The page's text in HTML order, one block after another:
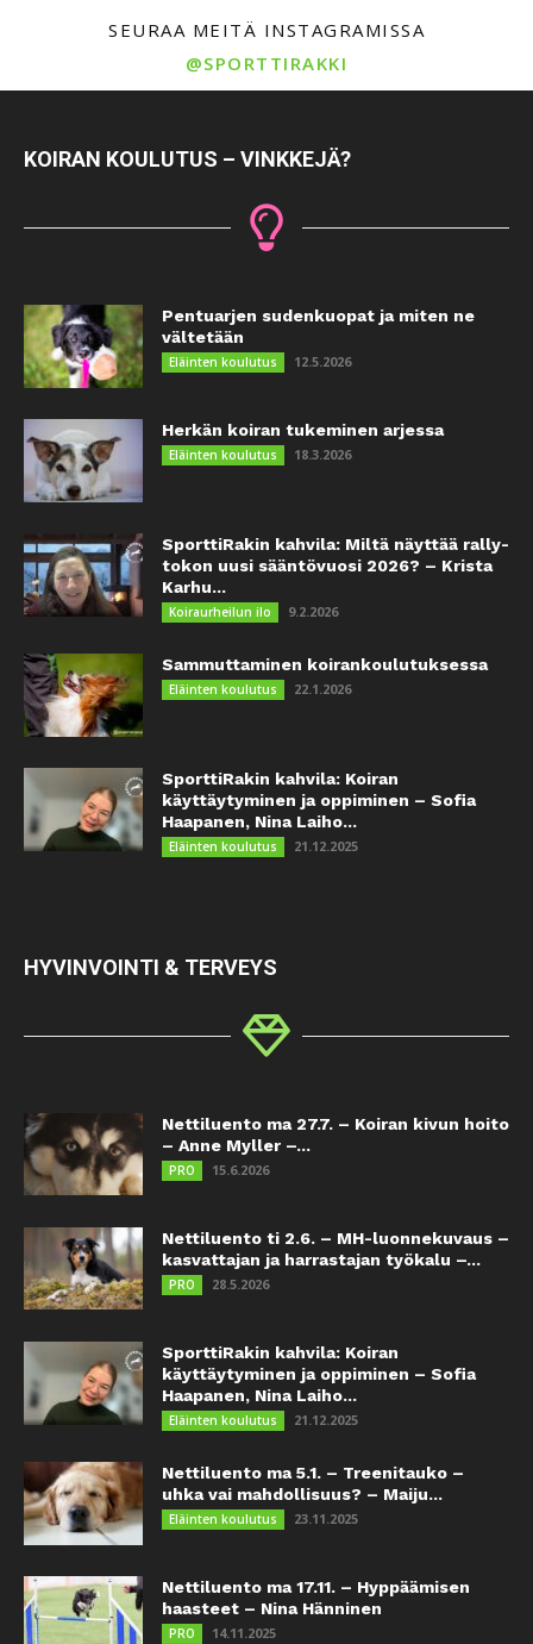
SEURAA MEITÄ INSTAGRAMISSA
@SPORTTIRAKKI
KOIRAN KOULUTUS – VINKKEJÄ?
Pentuarjen sudenkuopat ja miten ne
vältetään
Eläinten koulutus 12.5.2026
Herkän koiran tukeminen arjessa
Eläinten koulutus 18.3.2026
SporttiRakin kahvila: Miltä näyttää rally-
tokon uusi sääntövuosi 2026? – Krista
Karhu...
Koiraurheilun ilo 9.2.2026
Sammuttaminen koirankoulutuksessa
Eläinten koulutus 22.1.2026
SporttiRakin kahvila: Koiran
käyttäytyminen ja oppiminen – Sofia
Haapanen, Nina Laiho...
Eläinten koulutus 21.12.2025
HYVINVOINTI & TERVEYS
Nettiluento ma 27.7. – Koiran kivun hoito
– Anne Myller –...
PRO 15.6.2026
Nettiluento ti 2.6. – MH-luonnekuvaus –
kasvattajan ja harrastajan työkalu –...
PRO 28.5.2026
SporttiRakin kahvila: Koiran
käyttäytyminen ja oppiminen – Sofia
Haapanen, Nina Laiho...
Eläinten koulutus 21.12.2025
Nettiluento ma 5.1. – Treenitauko –
uhka vai mahdollisuus? – Maiju...
Eläinten koulutus 23.11.2025
Nettiluento ma 17.11. – Hyppäämisen
haasteet – Nina Hänninen
PRO 14.11.2025